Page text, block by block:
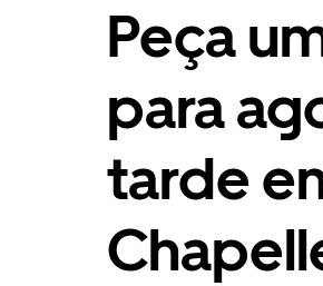
Peça
para
tarde